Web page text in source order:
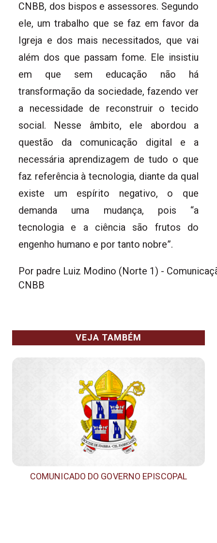
CNBB, dos bispos e assessores. Segundo
ele, um trabalho que se faz em favor da
Igreja e dos mais necessitados, que vai
além dos que passam fome. Ele insistiu
em que sem educação não há
transformação da sociedade, fazendo ver
a necessidade de reconstruir o tecido
social. Nesse âmbito, ele abordou a
questão da comunicação digital e a
necessária aprendizagem de tudo o que
faz referência à tecnologia, diante da qual
existe um espírito negativo, o que
demanda uma mudança, pois “a
tecnologia e a ciência são frutos do
engenho humano e por tanto nobre”.
Por padre Luiz Modino (Norte 1) -
CNBB
VEJA TAMBÉM
COMUNICADO DO GOVERNO EPISCOPAL